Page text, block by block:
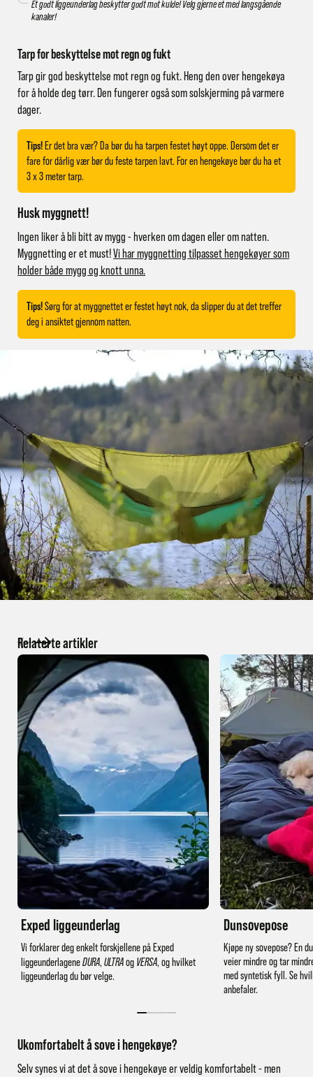
Et godt liggeunderlag beskytter godt mot kulde! Velg gjerne et med langsgående
kanaler!
Tarp for beskyttelse mot regn og fukt
Tarp gir god beskyttelse mot regn og fukt. Heng den over hengekøya
for å holde deg tørr. Den fungerer også som solskjerming på varmere
dager.
Tips!Er det bra vær? Da bør du ha tarpen festet høyt oppe. Dersom det er
fare for dårlig vær bør du feste tarpen lavt. For en hengekøye bør du ha et
3 x 3 meter tarp.
Husk myggnett!
Ingen liker å bli bitt av mygg - hverken om dagen eller om natten.
Myggnetting er et must!Vi har myggnetting tilpasset hengekøyer som
holder både mygg og knott unna.
Tips!Sørg for at myggnettet er festet høyt nok, da slipper du at det treffer
deg i ansiktet gjennom natten.
Relaterte artikler
Exped liggeunderlag
Vi forklarer deg enkelt forskjellene på Exped
liggeunderlageneDURA,ULTRAog VERSA, og hvilket
liggeunderlag du bør velge.
Dunsovepose
Kjøpe ny sovepose? En
veier mindre og tar
med syntetisk fyll. Se
anbefaler.
Ukomfortabelt å sove i hengekøye?
Selv synes vi at det å sove i hengekøye er veldig komfortabelt - men